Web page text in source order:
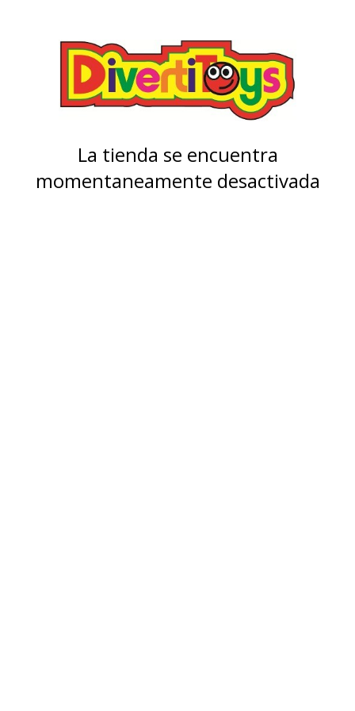
La tienda se encuentra
momentaneamente desactivada